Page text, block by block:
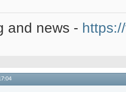
and news -